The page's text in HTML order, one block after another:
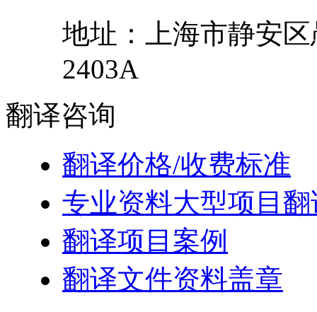
地址：
上海市静安区
2403A
翻译咨询
翻译价格/收费标准
专业资料大型项目翻
翻译项目案例
翻译文件资料盖章